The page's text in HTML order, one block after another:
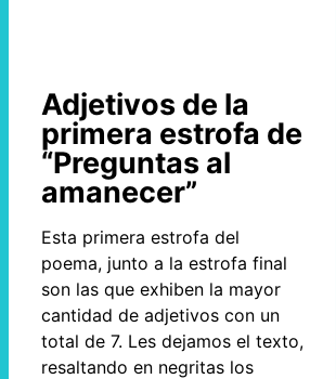
Adjetivos de la
primera estrofa de
“Preguntas al
amanecer”
Esta primera estrofa del
poema, junto a la estrofa final
son las que exhiben la mayor
cantidad de adjetivos con un
total de 7. Les dejamos el texto,
resaltando en negritas los